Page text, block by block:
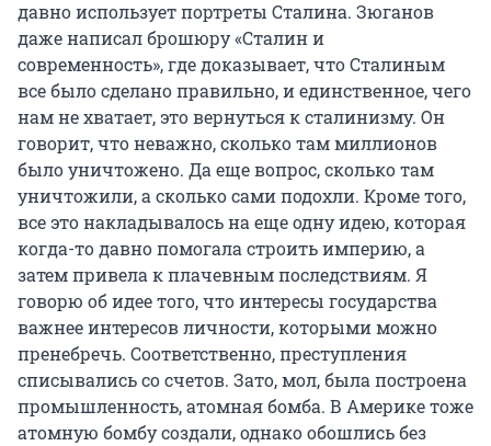
давно использует портреты Сталина. Зюганов
даже написал брошюру «Сталин и
современность», где доказывает, что Сталиным
все было сделано правильно, и единственное, чего
нам не хватает, это вернуться к сталинизму. Он
говорит, что неважно, сколько там миллионов
было уничтожено. Да еще вопрос, сколько там
уничтожили, а сколько сами подохли. Кроме того,
все это накладывалось на еще одну идею, которая
когда-то давно помогала строить империю, а
затем привела к плачевным последствиям. Я
говорю об идее того, что интересы государства
важнее интересов личности, которыми можно
пренебречь. Соответственно, преступления
списывались со счетов. Зато, мол, была построена
промышленность, атомная бомба. В Америке тоже
атомную бомбу создали, однако обошлись без